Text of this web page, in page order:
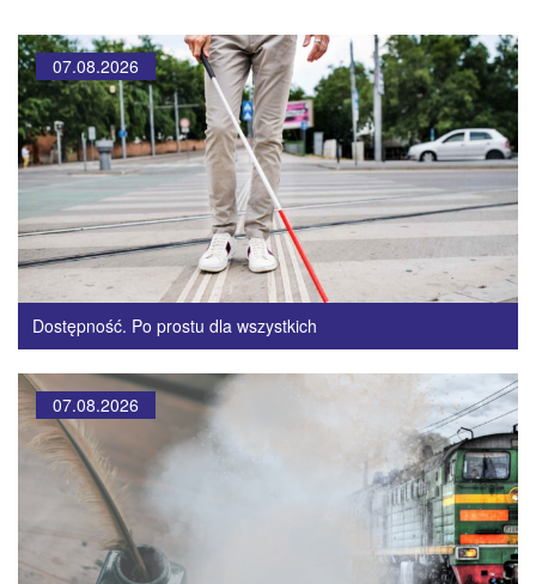
07.08.2026
Dostępność. Po prostu dla wszystkich
07.08.2026